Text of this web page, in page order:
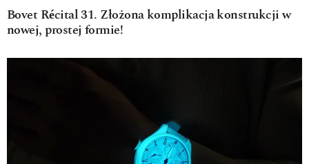
Bovet Récital 31. Złożona komplikacja konstrukcji w
nowej, prostej formie!